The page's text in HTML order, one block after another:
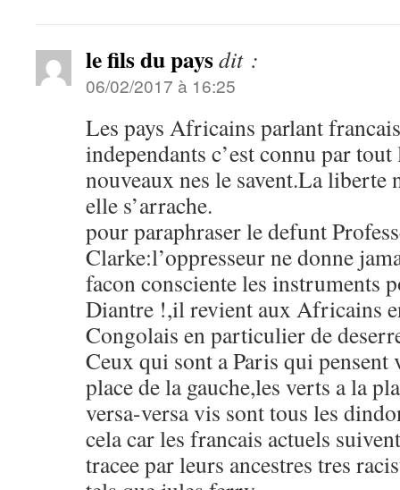
le fils du paysdit :
06/02/2017 à 16:25
Les pays Africains parlant
independants c’est connu par
nouveaux nes le savent.La liberte
elle s’arrache.
pour paraphraser le defunt
Clarke:l’oppresseur ne donne
facon consciente les instruments
Diantre !,il revient aux Africains
Congolais en particulier de
Ceux qui sont a Paris qui pensent
place de la gauche,les verts a la
versa-versa vis sont tous les
cela car les francais actuels
tracee par leurs ancestres tres